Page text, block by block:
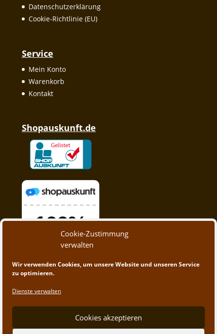
Cookie-Zustimmung
verwalten
Wir verwenden Cookies, um unsere Website und unseren Service
zu optimieren.
Dienste verwalten
Cookies akzeptieren
Datenschutzerklärung
Cookie-Richtlinie (EU)
Service
Mein Konto
Warenkorb
Kontakt
Shopauskunft.de